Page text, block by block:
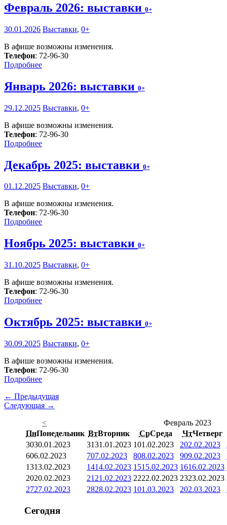
Февраль 2026: выставки 0+
30.01.2026 Выставки, 0+
В афише возможны изменения.
Телефон: 72-96-30
Подробнее
Январь 2026: выставки 0+
29.12.2025 Выставки, 0+
В афише возможны изменения.
Телефон: 72-96-30
Подробнее
Декабрь 2025: выставки 0+
01.12.2025 Выставки, 0+
В афише возможны изменения.
Телефон: 72-96-30
Подробнее
Ноябрь 2025: выставки 0+
31.10.2025 Выставки, 0+
В афише возможны изменения.
Телефон: 72-96-30
Подробнее
Октябрь 2025: выставки 0+
30.09.2025 Выставки, 0+
В афише возможны изменения.
Телефон: 72-96-30
Подробнее
← Предыдущая
Следующая →
<
Февраль 2023
ПнПонедельник ВтВторник СрСреда ЧтЧетверг
3030.01.2023 3131.01.2023 101.02.2023 202.02.2023
606.02.2023 707.02.2023 808.02.2023 909.02.2023
1313.02.2023 1414.02.2023 1515.02.2023 1616.02.2023
2020.02.2023 21 21.02.2023 2222.02.2023 2323.02.2023
2727.02.2023 2828.02.2023 101.03.2023 202.03.2023
Сегодня